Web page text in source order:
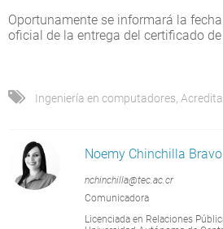
Oportunamente se informará la
oficial de la entrega del certificado
Ingeniería en computadores
Noemy Chinchilla Bravo
nchinchilla@tec.ac.cr
Comunicadora
Licenciada en Relaciones